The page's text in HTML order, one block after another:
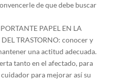
de que debe buscar
PAPEL EN LA
TRASTORNO: conocer y
una actitud adecuada.
tanto en el afectado, para
para mejorar así su